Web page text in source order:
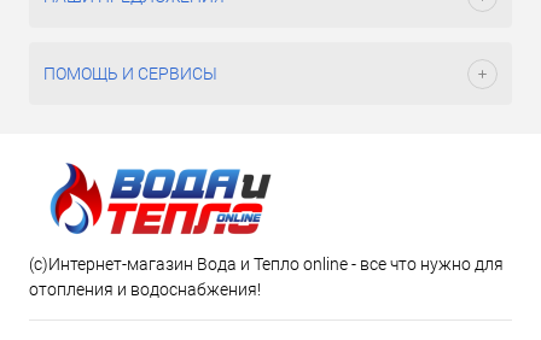
ПОМОЩЬ И СЕРВИСЫ
(c)Интернет-магазин Вода и Тепло online - все что нужно для
отопления и водоснабжения!